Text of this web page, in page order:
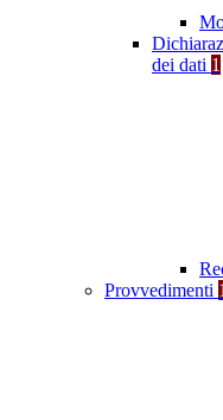
dei dati 1
Provvedimenti